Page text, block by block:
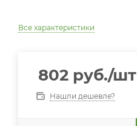
Все характеристики
802 руб./шт
Нашли дешевле?